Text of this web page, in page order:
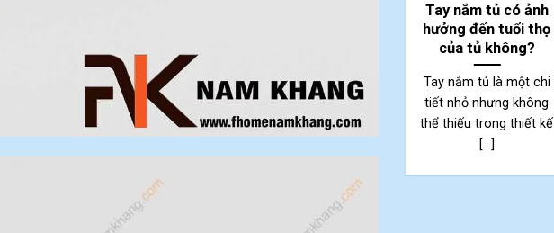
Tay nắm tủ có ảnh
hưởng đến tuổi thọ
của tủ không?
Tay nắm tủ là một chi
tiết nhỏ nhưng không
thể thiếu trong thiết kế
[...]
nội thất với ưu đãi
20%
Tết Nguyên Đán 2025
đang tới gần, không khí
Mỗi chi tiết nhỏ trong
ngôi nhà đều có thể tạo
nên sự khác biệt [...]